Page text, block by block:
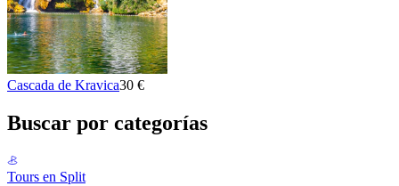
Cascada de Kravica30 €
Buscar por categorías
Tours en Split